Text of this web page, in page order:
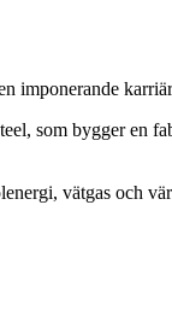
imponerande
som bygger
vätgas och